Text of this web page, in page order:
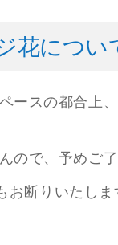
花につい
ースの都合上
ので、予めご
お断りいたし